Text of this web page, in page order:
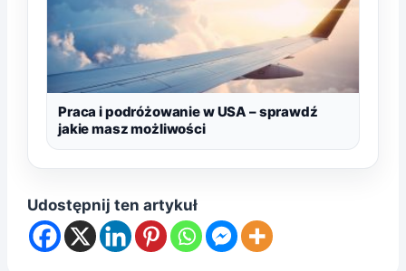
Praca i podróżowanie w USA – sprawdź
jakie masz możliwości
Udostępnij ten artykuł